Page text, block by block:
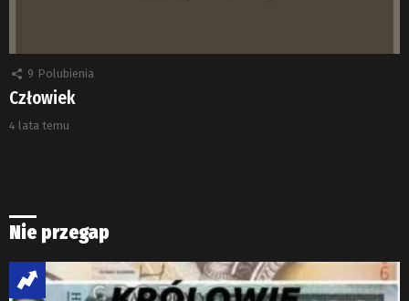
9 Polubienia
Człowiek
4 lata temu
Nie przegap